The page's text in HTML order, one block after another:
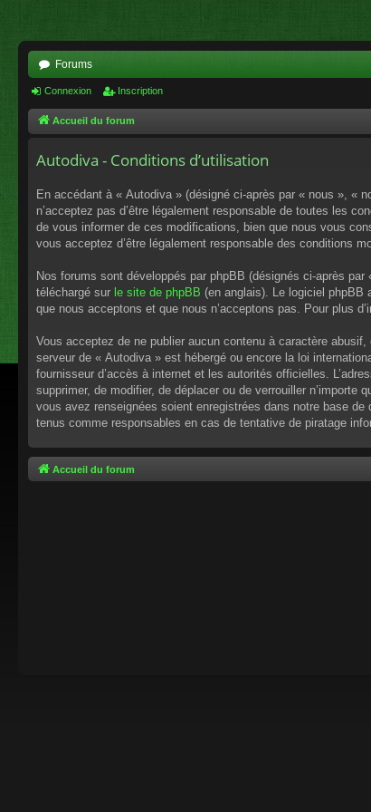
Forums
Connexion Inscription
Accueil du forum
Autodiva - Conditions d’utilisation
En accédant à « Autodiva » (désigné ci-après par « nous », «
n’acceptez pas d’être légalement responsable de toutes les
de vous informer de ces modifications, bien que nous vous
vous acceptez d’être légalement responsable des conditions
Nos forums sont développés par phpBB (désignés ci-après
téléchargé sur le site de phpBB (en anglais). Le logiciel
que nous acceptons et que nous n’acceptons pas. Pour plus
Vous acceptez de ne publier aucun contenu à caractère
serveur de « Autodiva » est hébergé ou encore la loi
fournisseur d’accès à internet et les autorités officielles.
supprimer, de modifier, de déplacer ou de verrouiller
vous avez renseignées soient enregistrées dans notre base
tenus comme responsables en cas de tentative de piratage
Accueil du forum